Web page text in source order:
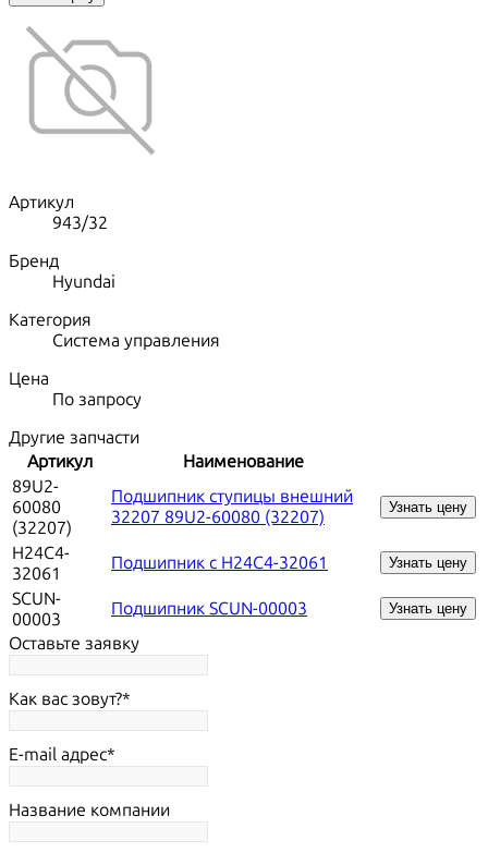
Артикул
943/32
Бренд
Hyundai
Категория
Система управления
Цена
По запросу
Другие запчасти
Артикул
Наименование
89U2-
60080
(32207)
Подшипник ступицы внешний
32207 89U2-60080 (32207)
Узнать цену
H24C4-
32061
Подшипник с H24C4-32061 Узнать цену
SCUN-
00003
Подшипник SCUN-00003 Узнать цену
Оставьте заявку
Как вас зовут?
E-mail адрес
Название компании